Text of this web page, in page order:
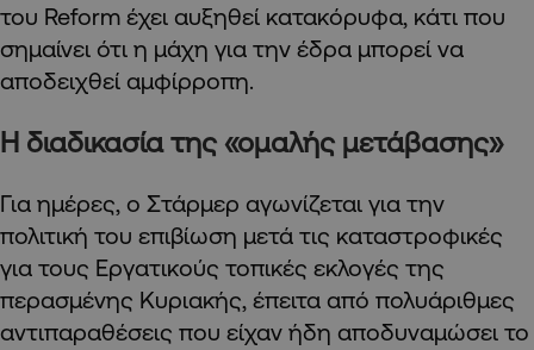
του Reform έχει αυξηθεί κατακόρυφα, κάτι που
σημαίνει ότι η μάχη για την έδρα μπορεί να
αποδειχθεί αμφίρροπη.
Η διαδικασία της «ομαλής μετάβασης»
Για ημέρες, ο Στάρμερ αγωνίζεται για την
πολιτική του επιβίωση μετά τις καταστροφικές
για τους Εργατικούς τοπικές εκλογές της
περασμένης Κυριακής, έπειτα από πολυάριθμες
αντιπαραθέσεις που είχαν ήδη αποδυναμώσει το